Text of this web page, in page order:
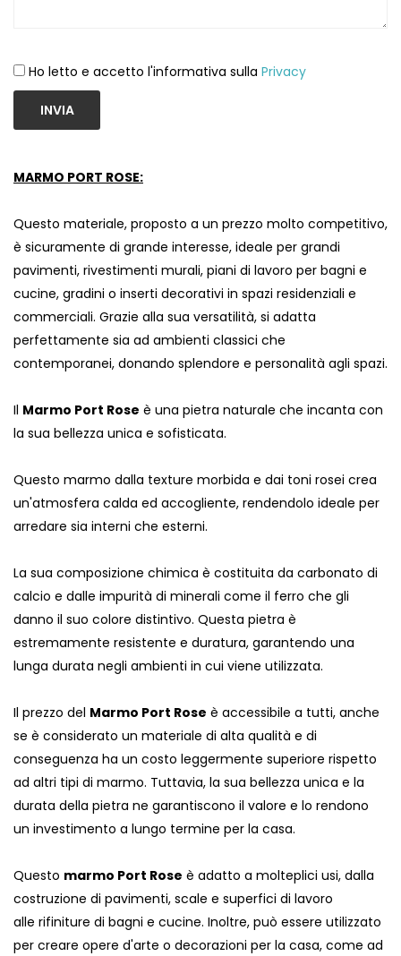
Ho letto e accetto l'informativa sulla Privacy
INVIA
MARMO PORT ROSE:
Questo materiale, proposto a un prezzo molto competitivo,
è sicuramente di grande interesse, ideale per grandi
pavimenti, rivestimenti murali, piani di lavoro per bagni e
cucine, gradini o inserti decorativi in ​​spazi residenziali e
commerciali. Grazie alla sua versatilità, si adatta
perfettamente sia ad ambienti classici che
contemporanei, donando splendore e personalità agli spazi.
Il Marmo Port Rose è una pietra naturale che incanta con
la sua bellezza unica e sofisticata.
Questo marmo dalla texture morbida e dai toni rosei crea
un'atmosfera calda ed accogliente, rendendolo ideale per
arredare sia interni che esterni.
La sua composizione chimica è costituita da carbonato di
calcio e dalle impurità di minerali come il ferro che gli
danno il suo colore distintivo. Questa pietra è
estremamente resistente e duratura, garantendo una
lunga durata negli ambienti in cui viene utilizzata.
Il prezzo del Marmo Port Rose è accessibile a tutti, anche
se è considerato un materiale di alta qualità e di
conseguenza ha un costo leggermente superiore rispetto
ad altri tipi di marmo. Tuttavia, la sua bellezza unica e la
durata della pietra ne garantiscono il valore e lo rendono
un investimento a lungo termine per la casa.
Questo marmo Port Rose è adatto a molteplici usi, dalla
costruzione di pavimenti, scale e superfici di lavoro
alle rifiniture di bagni e cucine. Inoltre, può essere utilizzato
per creare opere d'arte o decorazioni per la casa, come ad